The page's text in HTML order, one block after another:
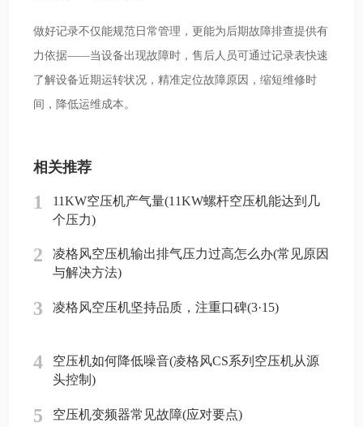
做好记录不仅能规范日常管理，更能为后期故障排查提供有
力依据——当设备出现故障时，售后人员可通过记录表快速
了解设备近期运转状况，精准定位故障原因，缩短维修时
间，降低运维成本。
相关推荐
1
11KW空压机产气量(11KW螺杆空压机能达到几
个压力)
2
凌格风空压机输出排气压力过高怎么办(常见原因
与解决方法)
3 凌格风空压机坚持品质，注重口碑(3·15)
4
空压机如何降低噪音(凌格风CS系列空压机从源
头控制)
5 空压机变频器常见故障(应对要点)